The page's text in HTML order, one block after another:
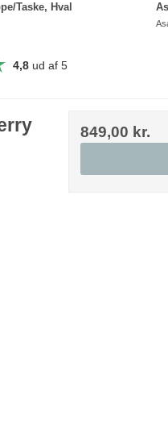
Taske, Hval
4,8ud af 5
849,00 kr.